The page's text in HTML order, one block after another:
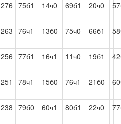
75б1 14ч0 69б1 20ч0
76ч1 13б0 75ч0 66б1
77б1 16ч1 11ч0 19б1
78ч1 15б0 76ч1 21б0
79б0 60ч1 80б1 22ч0